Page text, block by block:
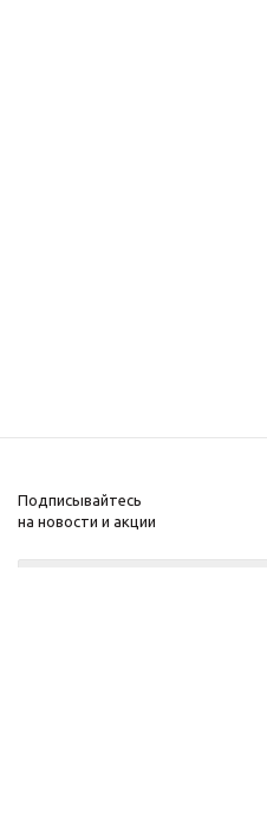
Подписывайтесь
на новости и акции